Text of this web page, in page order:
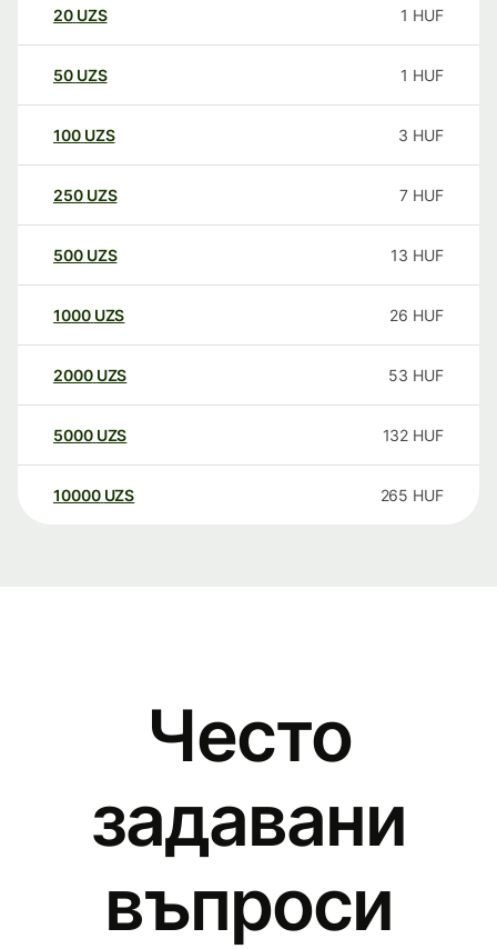
20 UZS 1 HUF
50 UZS 1 HUF
100 UZS 3 HUF
250 UZS 7 HUF
500 UZS 13 HUF
1000 UZS 26 HUF
2000 UZS 53 HUF
5000 UZS 132 HUF
10000 UZS 265 HUF
Често
задавани
въпроси